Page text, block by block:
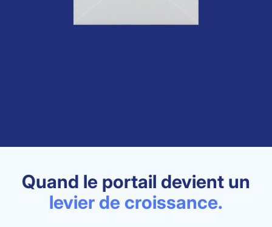
Quand le portail devient un
levier de croissance.